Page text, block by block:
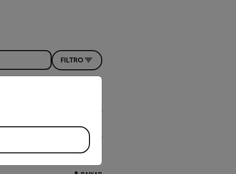
FILTRO
version of our website.